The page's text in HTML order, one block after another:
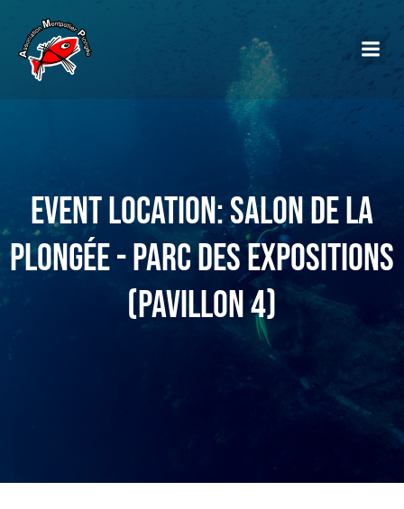
Event Location: Salon de la
Plongée - Parc des Expositions
(Pavillon 4)